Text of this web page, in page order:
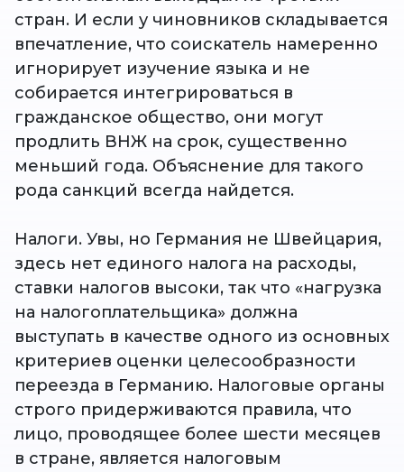
стран. И если у чиновников складывается
впечатление, что соискатель намеренно
игнорирует изучение языка и не
собирается интегрироваться в
гражданское общество, они могут
продлить ВНЖ на срок, существенно
меньший года. Объяснение для такого
рода санкций всегда найдется.
Налоги. Увы, но Германия не Швейцария,
здесь нет единого налога на расходы,
ставки налогов высоки, так что «нагрузка
на налогоплательщика» должна
выступать в качестве одного из основных
критериев оценки целесообразности
переезда в Германию. Налоговые органы
строго придерживаются правила, что
лицо, проводящее более шести месяцев
в стране, является налоговым